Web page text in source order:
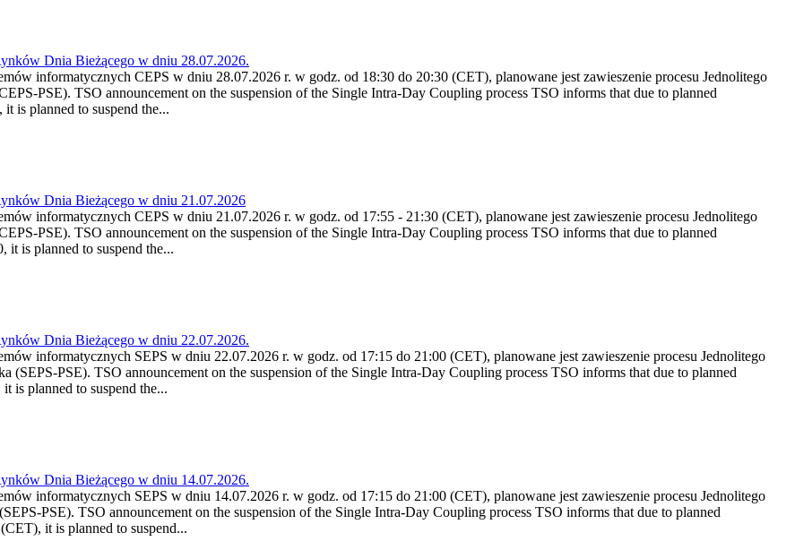
Dnia Bieżącego w dniu 28.07.2026.
informatycznych CEPS w dniu 28.07.2026 r. w godz. od 18:30 do 20:30 (CET), planowane jest zawieszenie procesu Jednolitego
PSE). TSO announcement on the suspension of the Single Intra-Day Coupling process TSO informs that due to planned
is planned to suspend the...
Dnia Bieżącego w dniu 21.07.2026
informatycznych CEPS w dniu 21.07.2026 r. w godz. od 17:55 - 21:30 (CET), planowane jest zawieszenie procesu Jednolitego
PSE). TSO announcement on the suspension of the Single Intra-Day Coupling process TSO informs that due to planned
it is planned to suspend the...
Dnia Bieżącego w dniu 22.07.2026.
informatycznych SEPS w dniu 22.07.2026 r. w godz. od 17:15 do 21:00 (CET), planowane jest zawieszenie procesu Jednolitego
(SEPS-PSE). TSO announcement on the suspension of the Single Intra-Day Coupling process TSO informs that due to planned
is planned to suspend the...
Dnia Bieżącego w dniu 14.07.2026.
informatycznych SEPS w dniu 14.07.2026 r. w godz. od 17:15 do 21:00 (CET), planowane jest zawieszenie procesu Jednolitego
PSE). TSO announcement on the suspension of the Single Intra-Day Coupling process TSO informs that due to planned
it is planned to suspend...